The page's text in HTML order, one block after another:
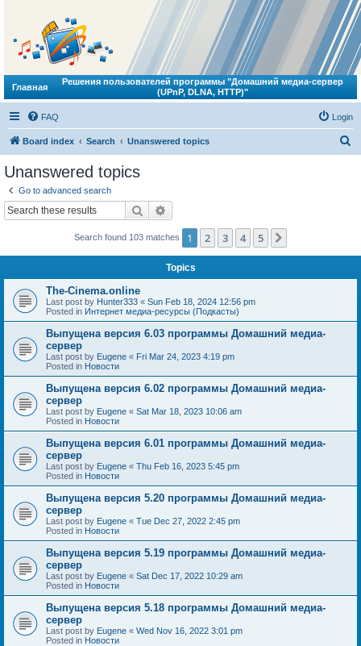
Главная
Решения пользователей программы "Домашний медиа-сервер
(UPnP, DLNA, HTTP)"
FAQ Login
Board index Search Unanswered topics
Unanswered topics
Go to advanced search
Search
Search found 103 matches 1 2 3 4 5
Topics
The-Cinema.online
Last post by Hunter333 « Sun Feb 18, 2024 12:56 pm
Posted in Интернет медиа-ресурсы (Подкасты)
Выпущена версия 6.03 программы Домашний медиа-
сервер
Last post by Eugene « Fri Mar 24, 2023 4:19 pm
Posted in Новости
Выпущена версия 6.02 программы Домашний медиа-
сервер
Last post by Eugene « Sat Mar 18, 2023 10:06 am
Posted in Новости
Выпущена версия 6.01 программы Домашний медиа-
сервер
Last post by Eugene « Thu Feb 16, 2023 5:45 pm
Posted in Новости
Выпущена версия 5.20 программы Домашний медиа-
сервер
Last post by Eugene « Tue Dec 27, 2022 2:45 pm
Posted in Новости
Выпущена версия 5.19 программы Домашний медиа-
сервер
Last post by Eugene « Sat Dec 17, 2022 10:29 am
Posted in Новости
Выпущена версия 5.18 программы Домашний медиа-
сервер
Last post by Eugene « Wed Nov 16, 2022 3:01 pm
Posted in Новости